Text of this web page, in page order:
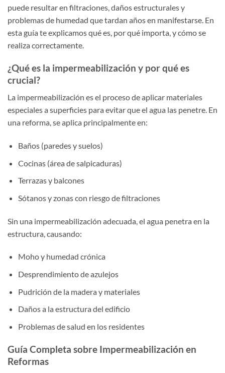
puede resultar en filtraciones, daños estructurales y
problemas de humedad que tardan años en manifestarse. En
esta guía te explicamos qué es, por qué importa, y cómo se
realiza correctamente.
¿Qué es la impermeabilización y por qué es
crucial?
La impermeabilización es el proceso de aplicar materiales
especiales a superficies para evitar que el agua las penetre. En
una reforma, se aplica principalmente en:
Baños (paredes y suelos)
Cocinas (área de salpicaduras)
Terrazas y balcones
Sótanos y zonas con riesgo de filtraciones
Sin una impermeabilización adecuada, el agua penetra en la
estructura, causando:
Moho y humedad crónica
Desprendimiento de azulejos
Pudrición de la madera y materiales
Daños a la estructura del edificio
Problemas de salud en los residentes
Guía Completa sobre Impermeabilización en
Reformas